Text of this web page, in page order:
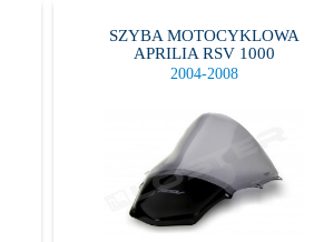
SZYBA MOTOCYKLOWA
APRILIA RSV 1000
2004-2008